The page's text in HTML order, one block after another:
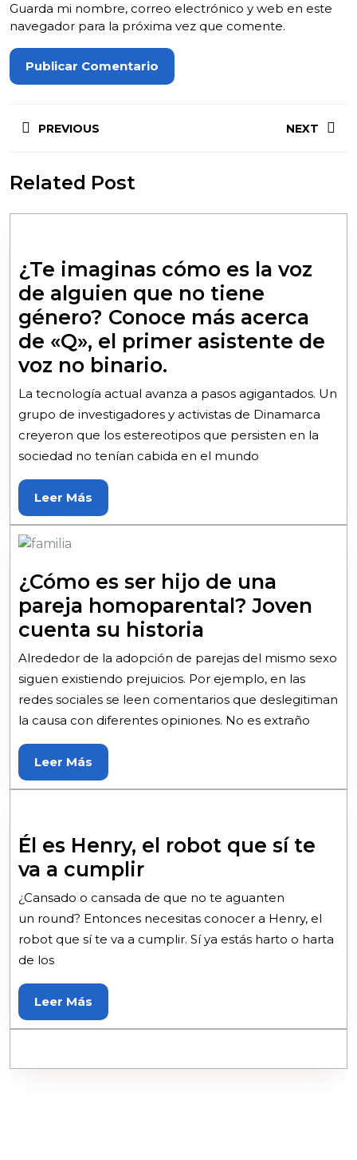
Guarda mi nombre, correo electrónico y web en este
navegador para la próxima vez que comente.
PREVIOUS NEXT
Related Post
¿Te imaginas cómo es la voz
de alguien que no tiene
género? Conoce más acerca
de «Q», el primer asistente de
voz no binario.
La tecnología actual avanza a pasos agigantados. Un
grupo de investigadores y activistas de Dinamarca
creyeron que los estereotipos que persisten en la
sociedad no tenían cabida en el mundo
Leer Más
¿Cómo es ser hijo de una
pareja homoparental? Joven
cuenta su historia
Alrededor de la adopción de parejas del mismo sexo
siguen existiendo prejuicios. Por ejemplo, en las
redes sociales se leen comentarios que deslegitiman
la causa con diferentes opiniones. No es extraño
Leer Más
Él es Henry, el robot que sí te
va a cumplir
¿Cansado o cansada de que no te aguanten
un round? Entonces necesitas conocer a Henry, el
robot que sí te va a cumplir. Sí ya estás harto o harta
de los
Leer Más